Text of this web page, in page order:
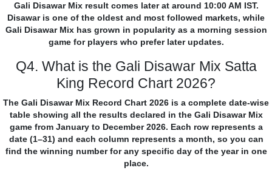
Gali Disawar Mix result comes later at around 10:00 AM IST.
Disawar is one of the oldest and most followed markets, while
Gali Disawar Mix has grown in popularity as a morning session
game for players who prefer later updates.
Q4. What is the Gali Disawar Mix Satta
King Record Chart 2026?
The Gali Disawar Mix Record Chart 2026 is a complete date-wise
table showing all the results declared in the Gali Disawar Mix
game from January to December 2026. Each row represents a
date (1–31) and each column represents a month, so you can
find the winning number for any specific day of the year in one
place.